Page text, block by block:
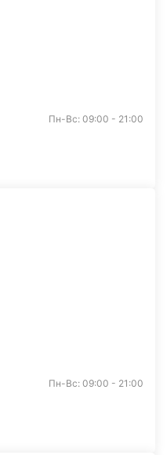
Пн-Вс: 09:00 - 21:00
Пн-Вс: 09:00 - 21:00